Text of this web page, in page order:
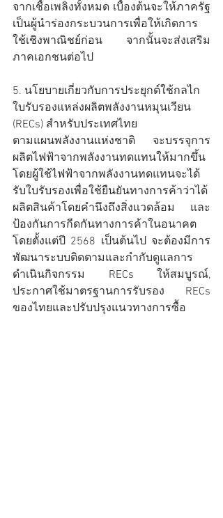
จากเชื้อเพลิงทั้งหมด เบื้องต้นจะให้ภาครัฐ
เป็นผู้นำร่องกระบวนการเพื่อให้เกิดการ
ใช้เชิงพาณิชย์ก่อน จากนั้นจะส่งเสริม
ภาคเอกชนต่อไป
5. นโยบายเกี่ยวกับการประยุกต์ใช้กลไก
ใบรับรองแหล่งผลิตพลังงานหมุนเวียน
(RECs) สำหรับประเทศไทย
ตามแผนพลังงานแห่งชาติ จะบรรจุการ
ผลิตไฟฟ้าจากพลังงานทดแทนให้มากขึ้น
โดยผู้ใช้ไฟฟ้าจากพลังงานทดแทนจะได้
รับใบรับรองเพื่อใช้ยืนยันทางการค้าว่าได้
ผลิตสินค้าโดยคำนึงถึงสิ่งแวดล้อม และ
ป้องกันการกีดกันทางการค้าในอนาคต
โดยตั้งแต่ปี 2568 เป็นต้นไป จะต้องมีการ
พัฒนาระบบติดตามและกำกับดูแลการ
ดำเนินกิจกรรม RECs ให้สมบูรณ์,
ประกาศใช้มาตรฐานการรับรอง RECs
ของไทยและปรับปรุงแนวทางการซื้อ